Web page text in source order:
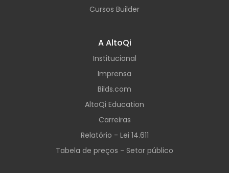
Cursos Builder
A AltoQi
Institucional
Imprensa
Bilds.com
AltoQi Education
Carreiras
Relatório - Lei 14.611
Tabela de preços - Setor público